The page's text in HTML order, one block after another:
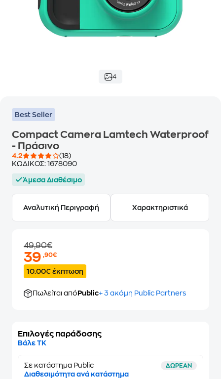
4
Best Seller
Compact Camera Lamtech Waterproof
- Πράσινο
4.2
(18)
ΚΩΔΙΚΟΣ: 1678090
Άμεσα Διαθέσιμο
Αναλυτική Περιγραφή Χαρακτηριστικά
49,90€
39,90€
10.00€ έκπτωση
Πωλείται από Public+ 3 ακόμη Public Partners
Επιλογές παράδοσης
Βάλε ΤΚ
Σε κατάστημα Public ΔΩΡΕΑΝ
Διαθεσιμότητα ανά κατάστημα